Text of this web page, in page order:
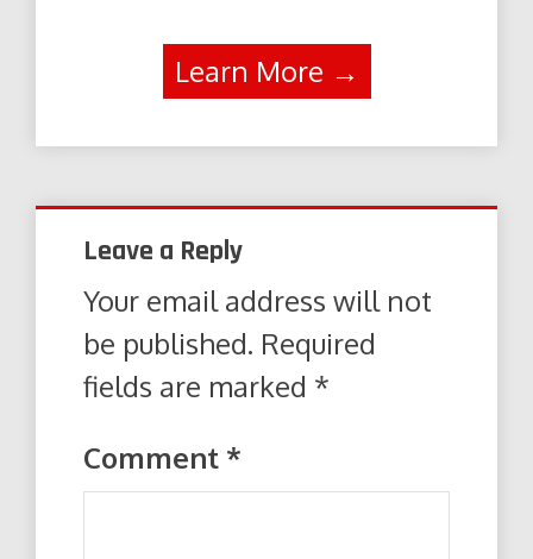
Learn More →
Leave a Reply
Your email address will not
be published. Required
fields are marked *
Comment *